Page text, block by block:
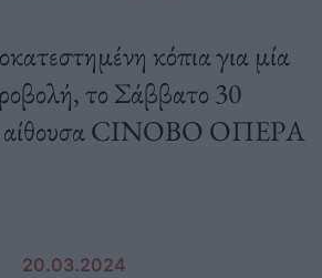
κόπια για μία
το Σάββατο 30
αίθουσα CINOBO ΟΠΕΡΑ
20.03.2024